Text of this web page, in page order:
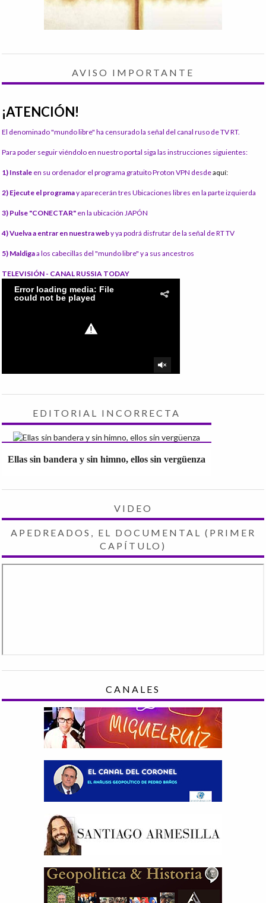
AVISO IMPORTANTE
¡ATENCIÓN!
El denominado "mundo libre" ha censurado la señal del canal ruso de TV RT.
Para poder seguir viéndolo en nuestro portal siga las instrucciones siguientes:
1) Instale en su ordenador el programa gratuito Proton VPN desdeaquí:
2) Ejecute el programay aparecerán tres Ubicaciones libres en la parte izquierda
3) Pulse "CONECTAR" en la ubicación JAPÓN
4) Vuelva a entrar en nuestra weby ya podrá disfrutar de la señal de RT TV
5) Maldigaa los cabecillas del "mundo libre" y a sus ancestros
TELEVISIÓN - CANAL RUSSIA TODAY
EDITORIAL INCORRECTA
Ellas sin bandera y sin himno, ellos sin vergüenza
VIDEO
APEDREADOS, EL DOCUMENTAL (PRIMER
CAPÍTULO)
CANALES